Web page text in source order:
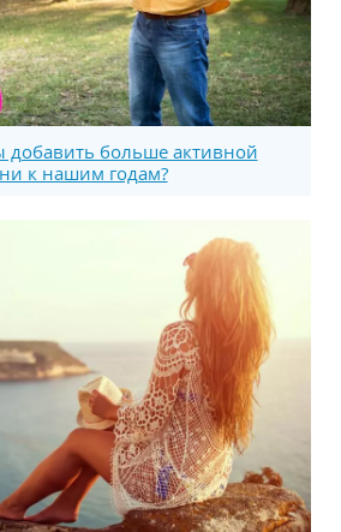
больше активной
к нашим годам?